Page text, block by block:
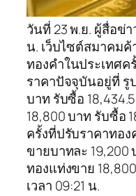
วันที่ 23 พ.ย. ผู้สื่อข่า
น. เว็บไซต์สมาคม
ทองคำในประเทศค
ราคาปัจจุบันอยู่ที่ รู
บาท รับซื้อ
18,800 บาท รับซื้อ
ครั้งที่ปรับราคาทอ
ขายบาทละ 19,200
ทองแท่งขาย
เวลา 09:21 น.